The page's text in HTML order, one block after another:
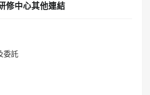
修中心其他連結
委託